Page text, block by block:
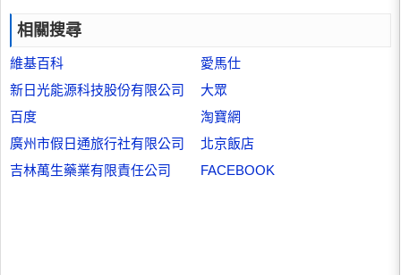
相關搜尋
維基百科
愛馬仕
新日光能源科技股份有限公司
大眾
百度
淘寶網
廣州市假日通旅行社有限公司
北京飯店
吉林萬生藥業有限責任公司
FACEBOOK